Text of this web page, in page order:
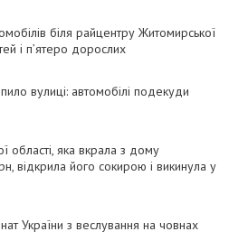
біля райцентру Житомирської
і пʼятеро дорослих
вулиці: автомобілі подекуди
області, яка вкрала з дому
відкрила його сокирою і викинула у
України з веслування на човнах